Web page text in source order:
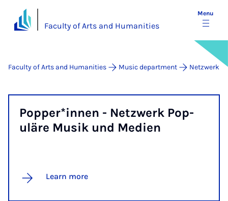
Faculty of Arts and Humanities
Menu
Faculty of Arts and Humanities Music department Netzwerk
Pop­per­*innen - Net­zwerk Pop­
uläre Mu­sik und Medi­en
Learn more